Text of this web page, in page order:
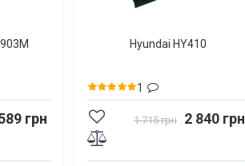
грн
Hyundai HY410
1
1 715 грн 2 840 грн